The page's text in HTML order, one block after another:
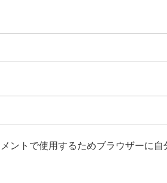
ントで使用するためブラウザーに